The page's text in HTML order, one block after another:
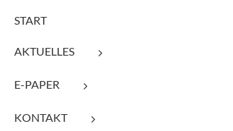
START
AKTUELLES
E-PAPER
KONTAKT